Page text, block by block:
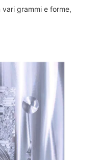
grammi e forme,